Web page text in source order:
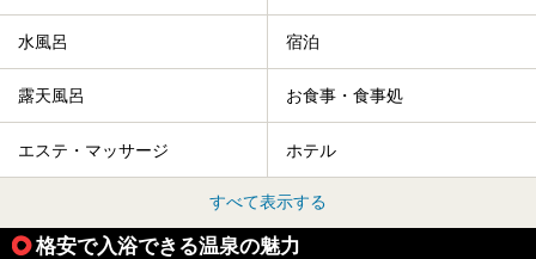
水風呂 宿泊
露天風呂 お食事・食事処
エステ・マッサージ ホテル
すべて表示する
格安で入浴できる温泉の魅力